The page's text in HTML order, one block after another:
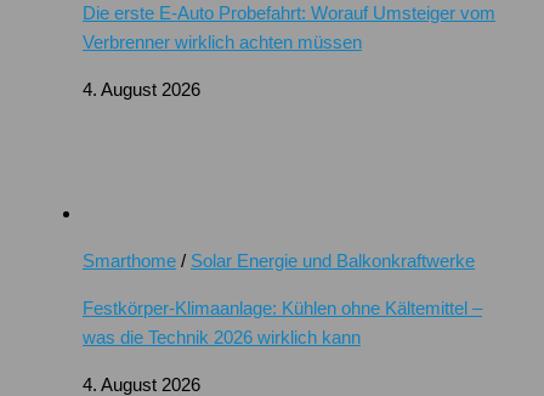
Die erste E-Auto Probefahrt: Worauf Umsteiger vom
Verbrenner wirklich achten müssen
4. August 2026
Smarthome / Solar Energie und Balkonkraftwerke
Festkörper-Klimaanlage: Kühlen ohne Kältemittel –
was die Technik 2026 wirklich kann
4. August 2026